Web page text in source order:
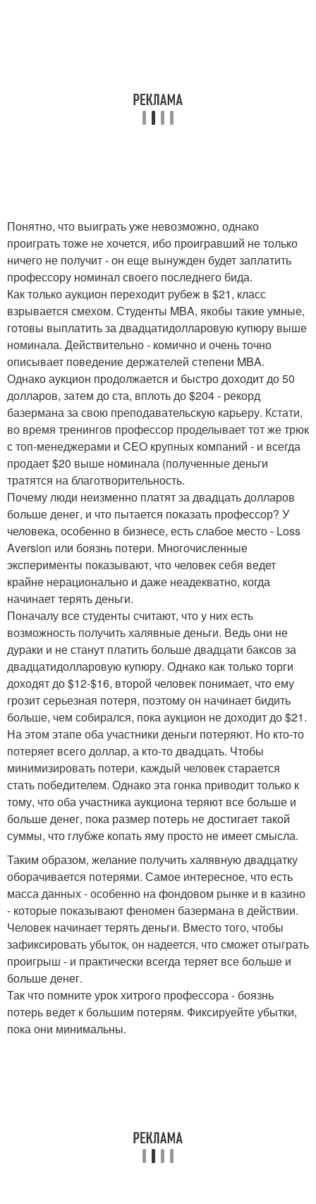
Понятно, что выиграть уже невозможно, однако
проиграть тоже не хочется, ибо проигравший не только
ничего не получит - он еще вынужден будет заплатить
профессору номинал своего последнего бида.
Как только аукцион переходит рубеж в $21, класс
взрывается смехом. Студенты MBA, якобы такие умные,
готовы выплатить за двадцатидолларовую купюру выше
номинала. Действительно - комично и очень точно
описывает поведение держателей степени MBA.
Однако аукцион продолжается и быстро доходит до 50
долларов, затем до ста, вплоть до $204 - рекорд
базермана за свою преподавательскую карьеру. Кстати,
во время тренингов профессор проделывает тот же трюк
с топ-менеджерами и CEO крупных компаний - и всегда
продает $20 выше номинала (полученные деньги
тратятся на благотворительность.
Почему люди неизменно платят за двадцать долларов
больше денег, и что пытается показать профессор? У
человека, особенно в бизнесе, есть слабое место - Loss
Aversion или боязнь потери. Многочисленные
эксперименты показывают, что человек себя ведет
крайне нерационально и даже неадекватно, когда
начинает терять деньги.
Поначалу все студенты считают, что у них есть
возможность получить халявные деньги. Ведь они не
дураки и не станут платить больше двадцати баксов за
двадцатидолларовую купюру. Однако как только торги
доходят до $12-$16, второй человек понимает, что ему
грозит серьезная потеря, поэтому он начинает бидить
больше, чем собирался, пока аукцион не доходит до $21.
На этом этапе оба участники деньги потеряют. Но кто-то
потеряет всего доллар, а кто-то двадцать. Чтобы
минимизировать потери, каждый человек старается
стать победителем. Однако эта гонка приводит только к
тому, что оба участника аукциона теряют все больше и
больше денег, пока размер потерь не достигает такой
суммы, что глубже копать яму просто не имеет смысла.
Таким образом, желание получить халявную двадцатку
оборачивается потерями. Самое интересное, что есть
масса данных - особенно на фондовом рынке и в казино
- которые показывают феномен базермана в действии.
Человек начинает терять деньги. Вместо того, чтобы
зафиксировать убыток, он надеется, что сможет отыграть
проигрыш - и практически всегда теряет все больше и
больше денег.
Так что помните урок хитрого профессора - боязнь
потерь ведет к большим потерям. Фиксируейте убытки,
пока они минимальны.